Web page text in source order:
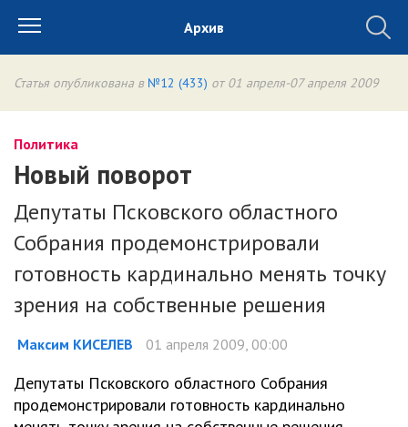
Архив
Статья опубликована в №12 (433) от 01 апреля-07 апреля 2009
Политика
Новый поворот
Депутаты Псковского областного
Собрания продемонстрировали
готовность кардинально менять точку
зрения на собственные решения
Максим КИСЕЛЕВ 01 апреля 2009, 00:00
Депутаты Псковского областного Собрания
продемонстрировали готовность кардинально